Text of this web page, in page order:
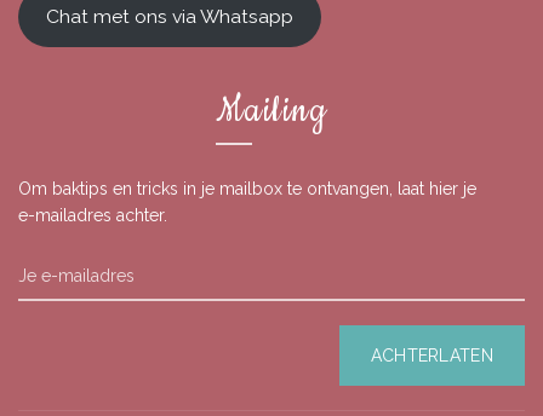
Chat met ons via Whatsapp
Mailing
Om baktips en tricks in je mailbox te ontvangen, laat hier je
e-mailadres achter.